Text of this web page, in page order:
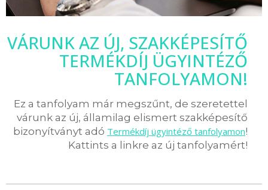
VÁRUNK AZ ÚJ, SZAKKÉPESÍTŐ
TERMÉKDÍJ ÜGYINTÉZŐ
TANFOLYAMON!
Ez a tanfolyam már megszűnt, de szeretettel
várunk az új, államilag elismert szakképesítő
bizonyítványt adó Termékdíj ügyintéző tanfolyamon!
Kattints a linkre az új tanfolyamért!